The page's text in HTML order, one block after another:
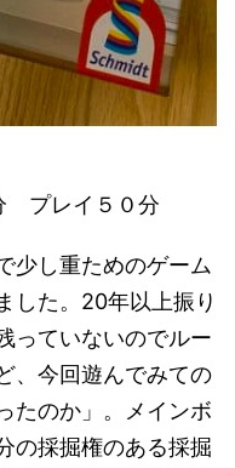
プレイ５０分
少し重ためのゲーム
した。20年以上振り
っていないのでルー
、今回遊んでみての
たのか」。メインボ
の採掘権のある採掘